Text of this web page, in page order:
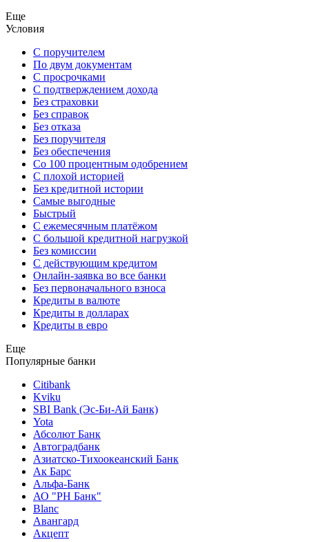
Еще
Условия
С поручителем
По двум документам
С просрочками
С подтверждением дохода
Без страховки
Без справок
Без отказа
Без поручителя
Без обеспечения
Со 100 процентным одобрением
С плохой историей
Без кредитной истории
Самые выгодные
Быстрый
С ежемесячным платёжом
С большой кредитной нагрузкой
Без комиссии
С действующим кредитом
Онлайн-заявка во все банки
Без первоначального взноса
Кредиты в валюте
Кредиты в долларах
Кредиты в евро
Еще
Популярные банки
Citibank
Kviku
SBI Bank (Эс-Би-Ай Банк)
Yota
Абсолют Банк
Автоградбанк
Азиатско-Тихоокеанский Банк
Ак Барс
Альфа-Банк
АО "РН Банк"
Blanc
Авангард
Акцепт